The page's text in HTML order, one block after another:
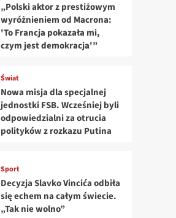
„Polski aktor z prestiżowym
wyróżnieniem od Macrona:
'To Francja pokazała mi,
czym jest demokracja'”
Świat
Nowa misja dla specjalnej
jednostki FSB. Wcześniej byli
odpowiedzialni za otrucia
polityków z rozkazu Putina
Sport
Decyzja Slavko Vincića odbiła
się echem na całym świecie.
„Tak nie wolno”